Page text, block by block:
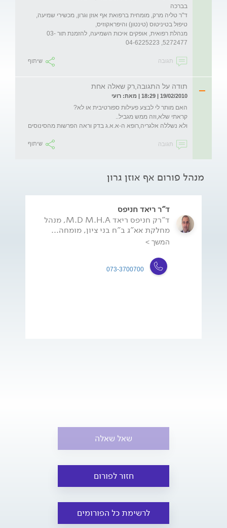
ד"ר טליה מרק, מומחית ברפואת אף אוזן וגרון, מכשירי שמיעה,
מנהלת רפואית, אופקים איכות השמיעה, להזמנת תור 03-
5272477, 04-6225223
תגובה שיתוף
תודה על התגובה,רק שאלה אחת
19/02/2010 | 18:29 | מאת: רועי
ולא נשללה אלגריה,רופא ה-א.א.ג בדק וראה הפרשות מהסינוסים
תגובה שיתוף
מנהל פורום אף אוזן גרון
ד"ר ריאד חניפס
ד"רק חניפס ריאד M.D M.H.A, מנהל
מחלקת אא"ג ב"ח בני ציון, מומחה...
המשך >
073-3700700
שאל שאלה
חזור לפורום
לרשימת כל הפורומים